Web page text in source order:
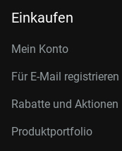
Einkaufen
Mein Konto
Für E-Mail registrieren
Rabatte und Aktionen
Produktportfolio